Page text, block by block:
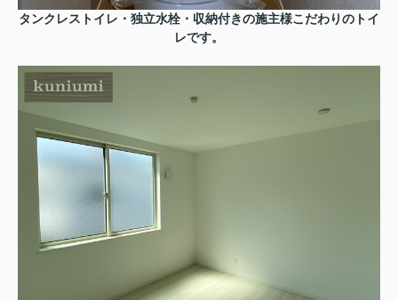
タンクレストイレ・独立水栓・収納付きの施主様こだわりのトイ
レです。